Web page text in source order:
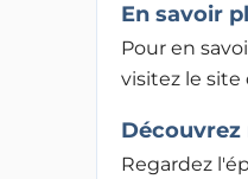
En savoir
Pour en
visitez le site
Regardez